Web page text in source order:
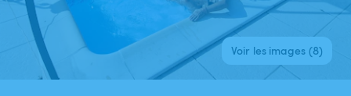
Voir les images (8)